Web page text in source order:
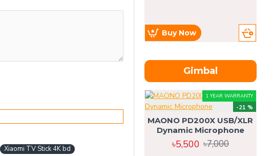
Xiaomi TV Stick 4K bd
Buy Now
Gimbal
1 YEAR WARRANTY
-21 %
MAONO PD200X USB/XLR
Dynamic Microphone
৳5,500 ৳7,000